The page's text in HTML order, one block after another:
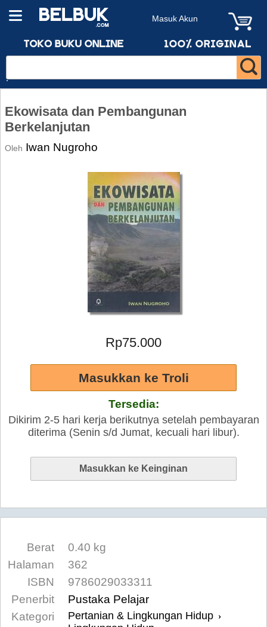
Masuk Akun
Ekowisata dan Pembangunan
Berkelanjutan
Oleh Iwan Nugroho
Rp75.000
Tersedia:
Dikirim 2-5 hari kerja berikutnya setelah pembayaran
diterima (Senin s/d Jumat, kecuali hari libur).
Berat
0.40 kg
Halaman
362
ISBN
9786029033311
Penerbit
Pustaka Pelajar
Kategori
Pertanian & Lingkungan Hidup ›